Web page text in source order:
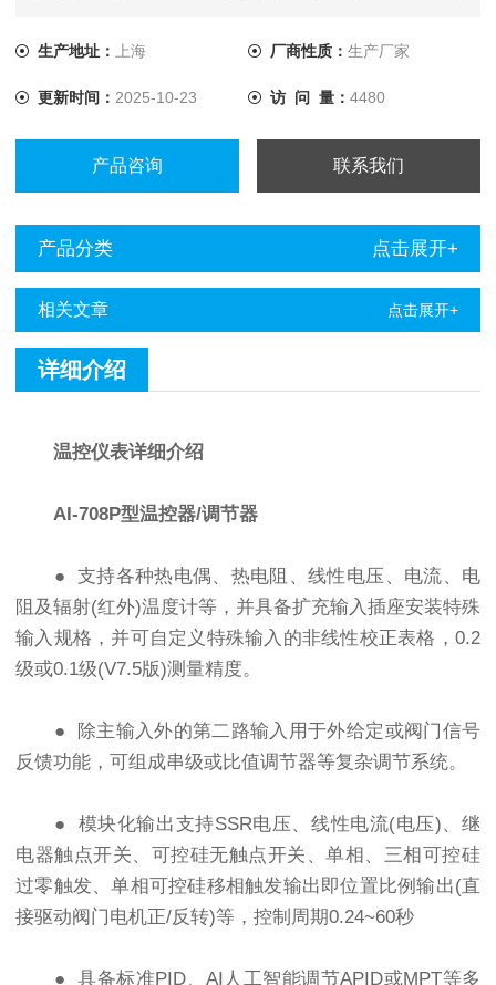
生产地址：
上海 厂商性质： 生产厂家
更新时间： 2025-10-23 访 问 量： 4480
产品咨询 联系我们
产品分类 点击展开+
相关文章 点击展开+
详细介绍
温控仪表详细介绍
AI-708P型温控器/调节器
● 支持各种热电偶、热电阻、线性电压、电流、电
阻及辐射(红外)温度计等，并具备扩充输入插座安装特殊
输入规格，并可自定义特殊输入的非线性校正表格，0.2
级或0.1级(V7.5版)测量精度。
● 除主输入外的第二路输入用于外给定或阀门信号
反馈功能，可组成串级或比值调节器等复杂调节系统。
● 模块化输出支持SSR电压、线性电流(电压)、继
电器触点开关、可控硅无触点开关、单相、三相可控硅
过零触发、单相可控硅移相触发输出即位置比例输出(直
接驱动阀门电机正/反转)等，控制周期0.24~60秒
● 具备标准PID、AI人工智能调节APID或MPT等多